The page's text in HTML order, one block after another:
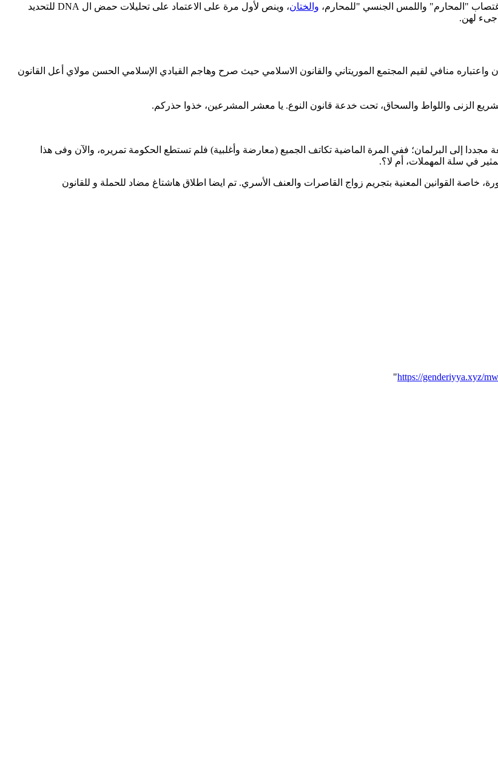
"المحارم" واللمس الجنسي "للمحارم، والختان
، وينص لأول مرة على الاعتماد على تحليلات حمض ال DNA للتحديد
لهن.
واعتباره منافي لقيم المجتمع الموريتاني والقانون الاسلامي حيث صرح وهاجم القيادي الإسلامي الحسن مولاي أعل القانون
الزنى واللواط والسحاق، تحت خدعة قانون النوع. يا معشر المشرعين، خذوا حذركم.
إلى البرلمان؛ ففي المرة الماضية تكاتف الجميع (معارضة وأغلبية) فلم تستطع الحكومة تمريره، والآن وفى هذا
في سلة المهملات، أم لا؟.
خاصة القوانين المعنية بتجريم زواج القاصرات والعنف الأسري. تم ايضا اطلاق هاشتاغ مضاد للحملة و للقانون
"